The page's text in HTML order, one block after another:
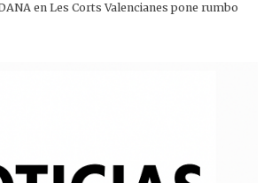
en Les Corts Valencianes pone rumbo